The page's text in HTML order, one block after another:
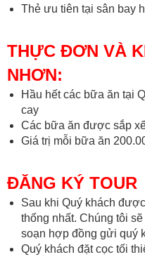
Thẻ ưu tiên tại sân bay
THỰC ĐƠN VÀ
NHƠN:
Hầu hết các bữa ăn tại
cay
Các bữa ăn được sắp
Giá trị mỗi bữa ăn
ĐĂNG KÝ TOUR
Sau khi Quý khách
thống nhất. Chúng tôi
soạn hợp đồng gửi quý
Quý khách đặt cọc tối